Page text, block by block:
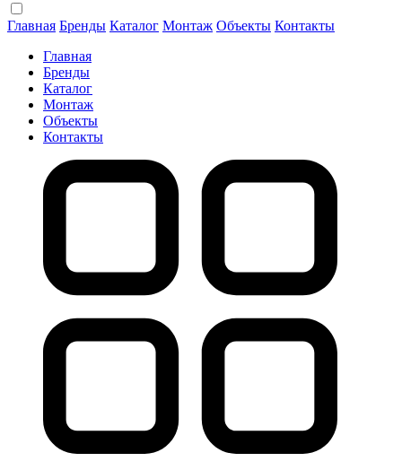
Главная Бренды Каталог Монтаж Объекты Контакты
Главная
Бренды
Каталог
Монтаж
Объекты
Контакты